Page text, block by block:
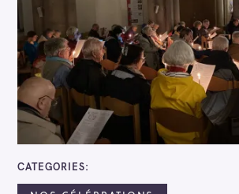
CATEGORIES